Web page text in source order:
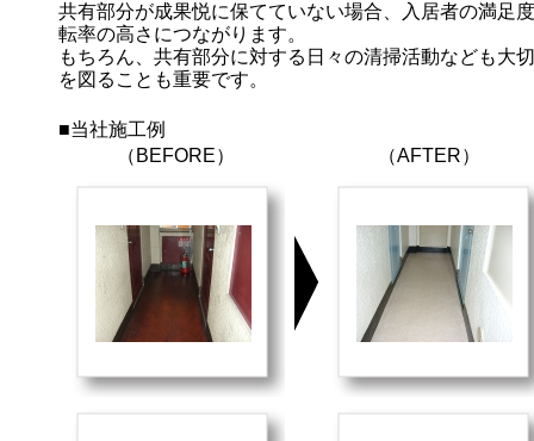
共有部分が成果悦に保てていない場合、入居者の満足
転率の高さにつながります。
もちろん、共有部分に対する日々の清掃活動なども大
を図ることも重要です。
■当社施工例
（BEFORE）
（AFTER）